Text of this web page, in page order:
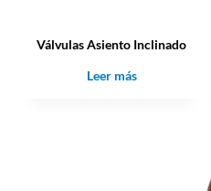
Válvulas Asiento Inclinado
Leer más